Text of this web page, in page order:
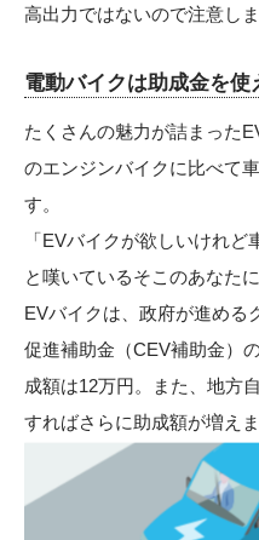
高出力ではないので注意しま
電動バイクは助成金を使
たくさんの魅力が詰まった
のエンジンバイクに比べて
す。
「EVバイクが欲しいけれど
と嘆いているそこのあなたに
EVバイクは、政府が進める
促進補助金（CEV補助金）
成額は12万円。また、地方
すればさらに助成額が増えま